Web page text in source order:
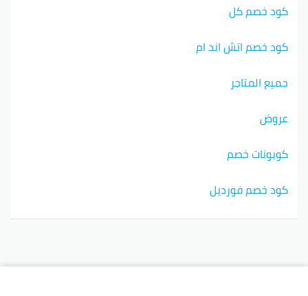
كود خصم كل
كود خصم اتش اند ام
جميع المتاجر
عروض
كوبونات خصم
كود خصم فورديل